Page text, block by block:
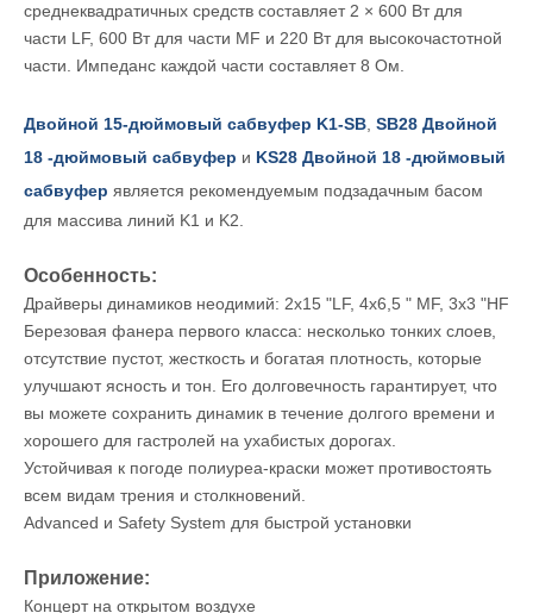
среднеквадратичных средств составляет 2 × 600 Вт для
части LF, 600 Вт для части MF и 220 Вт для высокочастотной
части. Импеданс каждой части составляет 8 Ом.
Двойной 15-дюймовый сабвуфер K1-SB SB28 Двойной
18 -дюймовый сабвуфер и KS28 Двойной 18 -дюймовый
сабвуфер является рекомендуемым подзадачным басом
для массива линий K1 и K2.
Особенность:
Драйверы динамиков неодимий: 2x15 "LF, 4x6,5 " MF, 3x3 "HF
Березовая фанера первого класса: несколько тонких слоев,
отсутствие пустот, жесткость и богатая плотность, которые
улучшают ясность и тон. Его долговечность гарантирует, что
вы можете сохранить динамик в течение долгого времени и
хорошего для гастролей на ухабистых дорогах.
Устойчивая к погоде полиуреа-краски может противостоять
всем видам трения и столкновений.
Advanced и Safety System для быстрой установки
Приложение:
Концерт на открытом воздухе